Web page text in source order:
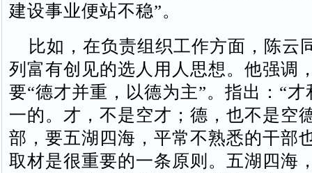
建设事业便站不稳”。
比如，在负责组织工作方面，陈云
列富有创见的选人用人思想。他强调
要“德才并重，以德为主”。指出：“
一的。才，不是空才；德，也不是空
部，要五湖四海，平常不熟悉的干部
取材是很重要的一条原则。五湖四海